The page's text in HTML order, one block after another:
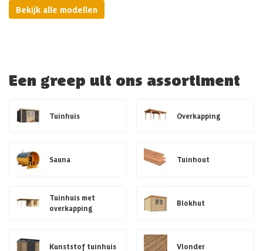
Bekijk alle modellen
Een greep uit ons assortiment
Tuinhuis Overkapping
Sauna Tuinhout
Tuinhuis met
overkapping
Blokhut
Kunststof tuinhuis Vlonder